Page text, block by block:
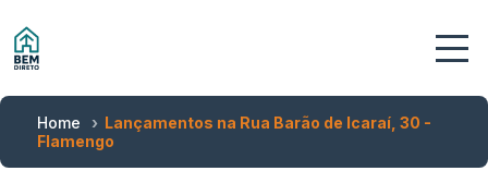
Home
Lançamentos na Rua Barão de Icaraí, 30 -
Flamengo